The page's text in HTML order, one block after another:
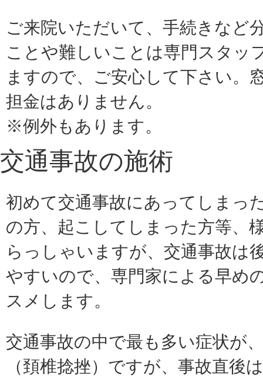
ご来院いただいて、手続きなど
ことや難しいことは専門スタッ
ますので、ご安心して下さい。
担金はありません。
※例外もあります。
交通事故の施術
初めて交通事故にあってしまっ
の方、起こしてしまった方等、
らっしゃいますが、交通事故は
やすいので、専門家による早め
スメします。
交通事故の中で最も多い症状が
（頚椎捻挫）ですが、事故直後